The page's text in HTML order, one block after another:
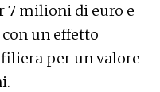
7 milioni di euro e
un effetto
per un valore